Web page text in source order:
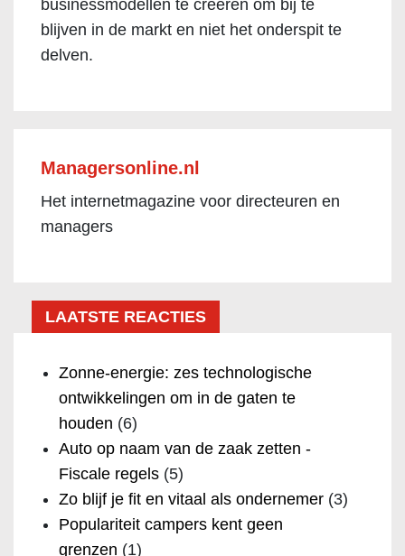
businessmodellen te creëren om bij te
blijven in de markt en niet het onderspit te
delven.
Managersonline.nl
Het internetmagazine voor directeuren en
managers
LAATSTE REACTIES
Zonne-energie: zes technologische
ontwikkelingen om in de gaten te
houden (6)
Auto op naam van de zaak zetten -
Fiscale regels (5)
Zo blijf je fit en vitaal als ondernemer (3)
Populariteit campers kent geen
grenzen (1)